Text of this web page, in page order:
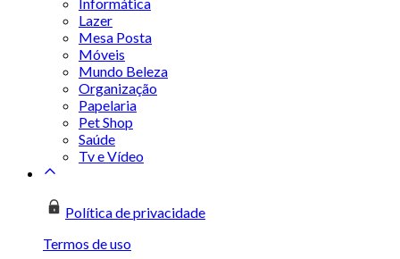
Lazer
Mesa Posta
Móveis
Mundo Beleza
Organização
Papelaria
Pet Shop
Saúde
Tv e Vídeo
Política de privacidade
Termos de uso